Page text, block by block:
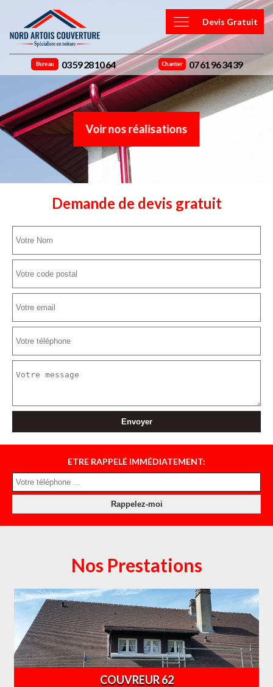
Devis Gratuit
Bureau 03 59 28 10 64 Chantier 07 61 96 34 39
Voir nos réalisations
Demande de devis gratuit
ETRE RAPPELÉ IMMÉDIATEMENT:
Nos Prestations
COUVREUR 62